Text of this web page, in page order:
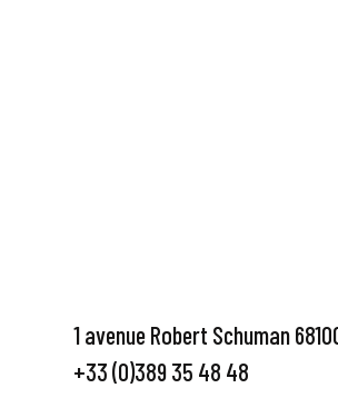
1 avenue Robert Schuman
+33 (0)389 35 48 48